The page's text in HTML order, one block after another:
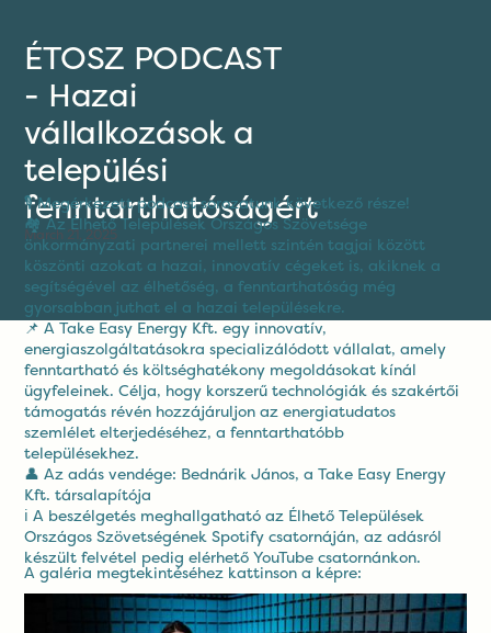
ÉTOSZ PODCAST
- Hazai
vállalkozások a
települési
fenntarthatóságért
March 21, 2025
🎙 Megérkezett podcast sorozatunk következő része!
🏘 Az Élhető Települések Országos Szövetsége
önkormányzati partnerei mellett szintén tagjai között
köszönti azokat a hazai, innovatív cégeket is, akiknek a
segítségével az élhetőség, a fenntarthatóság még
gyorsabban juthat el a hazai településekre.
📌 A Take Easy Energy Kft. egy innovatív,
energiaszolgáltatásokra specializálódott vállalat, amely
fenntartható és költséghatékony megoldásokat kínál
ügyfeleinek. Célja, hogy korszerű technológiák és szakértői
támogatás révén hozzájáruljon az energiatudatos
szemlélet elterjedéséhez, a fenntarthatóbb
településekhez.
👤 Az adás vendége: Bednárik János, a Take Easy Energy
Kft. társalapítója
ℹ️ A beszélgetés meghallgatható az Élhető Települések
Országos SzövetségénekSpotify csatornáján, az adásról
készült felvétel pedig elérhetőYouTube csatornánkon.
A galéria megtekintéséhez kattinson a képre: